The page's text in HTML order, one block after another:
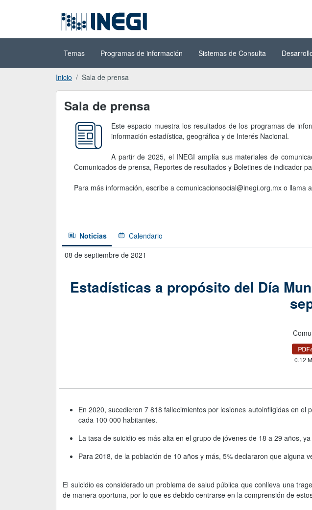
principal
(INEGI)
Temas Programas de información Sistemas de Consulta
Inicio Sala de prensa
Sala de prensa
Sala de prensa
Este espacio muestra los resultados de los programas de
información estadística, geográfica y de Interés Nacional.
A partir de 2025, el INEGI amplía sus materiales de
Comunicados de prensa, Reportes de resultados y Boletines de indicador
Para más información, escribe a comunicacionsocial@inegi.org.mx o
Noticias
Noticias Calendario
Calendario
08 de septiembre de 2021
Estadísticas a propósito del Día
0.12
En 2020, sucedieron 7 818 fallecimientos por lesiones autoinfligidas en
cada 100 000 habitantes.
La tasa de suicidio es más alta en el grupo de jóvenes de 18 a 29 años,
Para 2018, de la población de 10 años y más, 5% declararon que alguna
El suicidio es considerado un problema de salud pública que conlleva una
de manera oportuna, por lo que es debido centrarse en la comprensión de